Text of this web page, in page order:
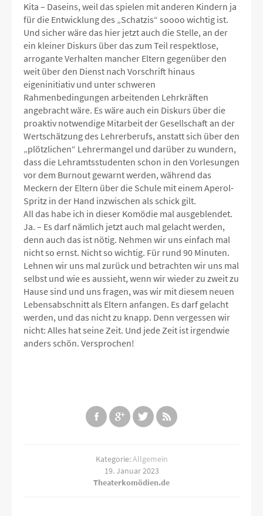
Kita – Daseins, weil das spielen mit anderen Kindern ja
für die Entwicklung des „Schatzis“ soooo wichtig ist.
Und sicher wäre das hier jetzt auch die Stelle, an der
ein kleiner Diskurs über das zum Teil respektlose,
arrogante Verhalten mancher Eltern gegenüber den
weit über den Dienst nach Vorschrift hinaus
eigeninitiativ und unter schweren
Rahmenbedingungen arbeitenden Lehrkräften
angebracht wäre. Es wäre auch ein Diskurs über die
proaktiv notwendige Mitarbeit der Gesellschaft an der
Wertschätzung des Lehrerberufs, anstatt sich über den
„plötzlichen“ Lehrermangel und darüber zu wundern,
dass die Lehramtsstudenten schon in den Vorlesungen
vor dem Burnout gewarnt werden, während das
Meckern der Eltern über die Schule mit einem Aperol-
Spritz in der Hand inzwischen als schick gilt.
All das habe ich in dieser Komödie mal ausgeblendet.
Ja. – Es darf nämlich jetzt auch mal gelacht werden,
denn auch das ist nötig. Nehmen wir uns einfach mal
nicht so ernst. Nicht so wichtig. Für rund 90 Minuten.
Lehnen wir uns mal zurück und betrachten wir uns mal
selbst und wie es aussieht, wenn wir wieder zu zweit zu
Hause sind und uns fragen, was wir mit diesem neuen
Lebensabschnitt als Eltern anfangen. Es darf gelacht
werden, und das nicht zu knapp. Denn vergessen wir
nicht: Alles hat seine Zeit. Und jede Zeit ist irgendwie
anders schön. Versprochen!
Kategorie:Allgemein
19. Januar 2023
Theaterkomödien.de